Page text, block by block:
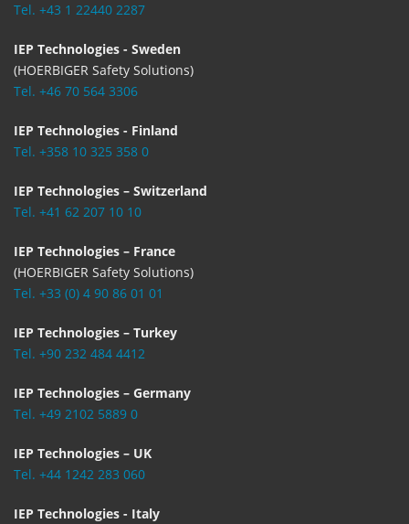
Tel. +43 1 22440 2287
IEP Technologies - Sweden
(HOERBIGER Safety Solutions)
Tel. +46 70 564 3306
IEP Technologies - Finland
Tel. +358 10 325 358 0
IEP Technologies – Switzerland
Tel. +41 62 207 10 10
IEP Technologies – France
(HOERBIGER Safety Solutions)
Tel. +33 (0) 4 90 86 01 01
IEP Technologies – Turkey
Tel. +90 232 484 4412
IEP Technologies – Germany
Tel. +49 2102 5889 0
IEP Technologies – UK
Tel. +44 1242 283 060
IEP Technologies - Italy